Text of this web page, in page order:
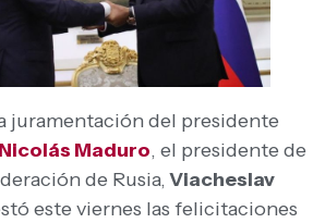
juramentación del presidente
Nicolás Maduro, el presidente de
de Rusia,Viacheslav
este viernes las felicitaciones